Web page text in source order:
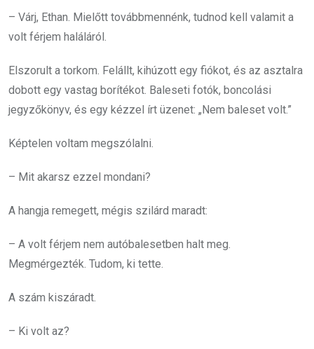
– Várj, Ethan. Mielőtt továbbmennénk, tudnod kell valamit a
volt férjem haláláról.
Elszorult a torkom. Felállt, kihúzott egy fiókot, és az asztalra
dobott egy vastag borítékot. Baleseti fotók, boncolási
jegyzőkönyv, és egy kézzel írt üzenet: „Nem baleset volt.”
Képtelen voltam megszólalni.
– Mit akarsz ezzel mondani?
A hangja remegett, mégis szilárd maradt:
– A volt férjem nem autóbalesetben halt meg.
Megmérgezték. Tudom, ki tette.
A szám kiszáradt.
– Ki volt az?